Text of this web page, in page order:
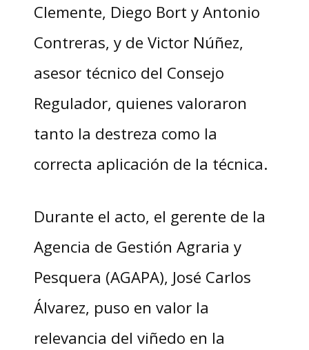
Clemente, Diego Bort y Antonio
Contreras, y de Victor Núñez,
asesor técnico del Consejo
Regulador, quienes valoraron
tanto la destreza como la
correcta aplicación de la técnica.
Durante el acto, el gerente de la
Agencia de Gestión Agraria y
Pesquera (AGAPA), José Carlos
Álvarez, puso en valor la
relevancia del viñedo en la